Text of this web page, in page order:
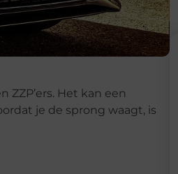
ZZP’ers. Het kan een
je de sprong waagt, is